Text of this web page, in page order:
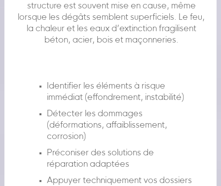
structure est souvent mise en cause, même
lorsque les dégâts semblent superficiels. Le feu,
la chaleur et les eaux d’extinction fragilisent
béton, acier, bois et maçonneries.
Identifier les éléments à risque
immédiat (effondrement, instabilité)
Détecter les dommages
(déformations, affaiblissement,
corrosion)
Préconiser des solutions de
réparation adaptées
Appuyer techniquement vos dossiers